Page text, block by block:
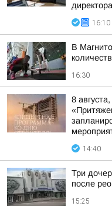
16:10
В
16:30
8
14:40
Три
после
15:25